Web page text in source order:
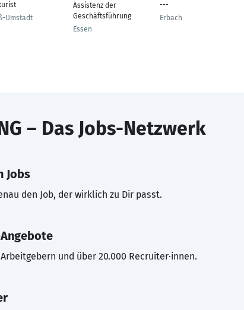
Umstadt
Assistenz der
Geschäftsführung
Essen
---
Erbach
– Das Jobs-Netzwerk
Jobs
den Job, der wirklich zu Dir passt.
und über 20.000 Recruiter·innen.